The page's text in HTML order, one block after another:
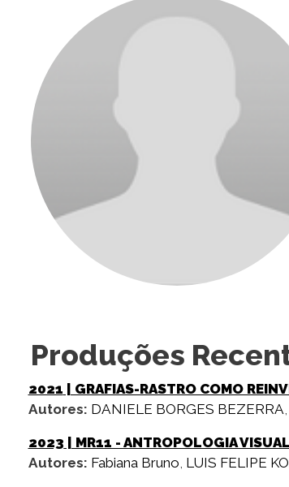
Produções
2021 | GRAFIAS-RASTRO COMO
Autores: DANIELE BORGES BEZERRA,
2023 | MR11 - ANTROPOLOGIA
Autores: Fabiana Bruno, LUIS FELIPE